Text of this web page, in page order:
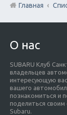
Главная
О нас
SUBARU Клуб
владельцев
интересующую
вашего
познакомиться и
поделиться
Subaru.